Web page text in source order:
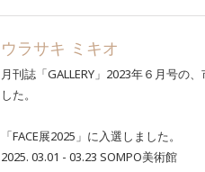
ウラサキ ミキオ
月刊誌「GALLERY」2023年６月号の
した。
「FACE展2025」に入選しました。
2025. 03.01 - 03.23 SOMPO美術館